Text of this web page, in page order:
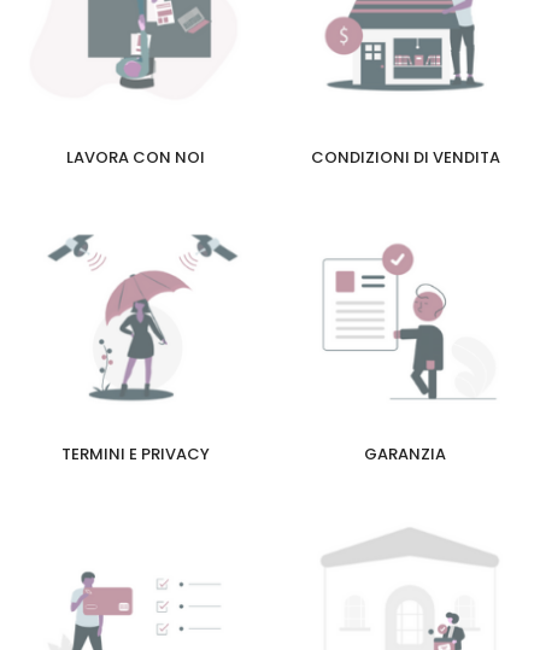
LAVORA CON NOI CONDIZIONI DI VENDITA
TERMINI E PRIVACY GARANZIA